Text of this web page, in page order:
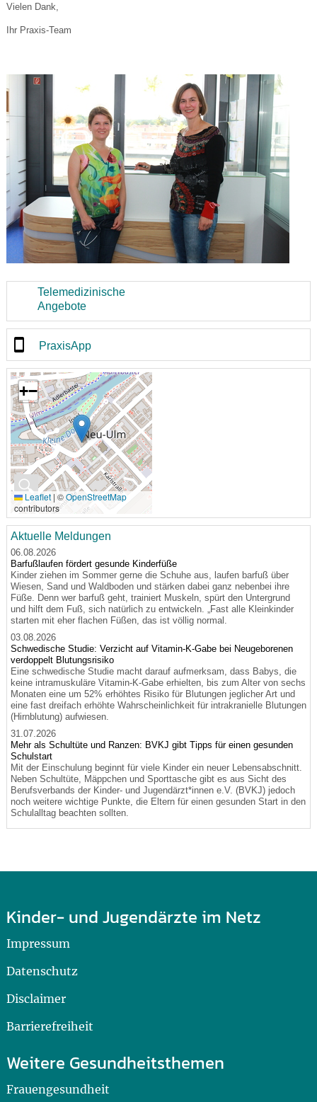
Vielen Dank,
Ihr Praxis-Team
Telemedizinische
Angebote
PraxisApp
🔍
+−
Leaflet | ©OpenStreetMap
contributors
Aktuelle Meldungen
06.08.2026
Barfußlaufen fördert gesunde Kinderfüße
Kinder ziehen im Sommer gerne die Schuhe aus, laufen barfuß über
Wiesen, Sand und Waldboden und stärken dabei ganz nebenbei ihre
Füße. Denn wer barfuß geht, trainiert Muskeln, spürt den Untergrund
und hilft dem Fuß, sich natürlich zu entwickeln. „Fast alle Kleinkinder
starten mit eher flachen Füßen, das ist völlig normal.
03.08.2026
Schwedische Studie: Verzicht auf Vitamin-K-Gabe bei Neugeborenen
verdoppelt Blutungsrisiko
Eine schwedische Studie macht darauf aufmerksam, dass Babys, die
keine intramuskuläre Vitamin-K-Gabe erhielten, bis zum Alter von sechs
Monaten eine um 52% erhöhtes Risiko für Blutungen jeglicher Art und
eine fast dreifach erhöhte Wahrscheinlichkeit für intrakranielle Blutungen
(Hirnblutung) aufwiesen.
31.07.2026
Mehr als Schultüte und Ranzen: BVKJ gibt Tipps für einen gesunden
Schulstart
Mit der Einschulung beginnt für viele Kinder ein neuer Lebensabschnitt.
Neben Schultüte, Mäppchen und Sporttasche gibt es aus Sicht des
Berufsverbands der Kinder- und Jugendärzt*innen e.V. (BVKJ) jedoch
noch weitere wichtige Punkte, die Eltern für einen gesunden Start in den
Schulalltag beachten sollten.
Kinder- und Jugendärzte im Netz
Impressum
Datenschutz
Disclaimer
Barrierefreiheit
Weitere Gesundheitsthemen
Frauengesundheit